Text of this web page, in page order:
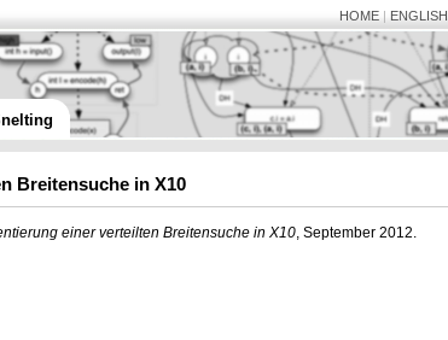
HOME| ENGLISH
Breitensuche in X10
einer verteilten Breitensuche in X10, September 2012.